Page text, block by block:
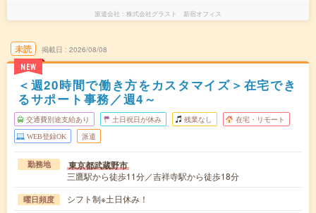
派遣会社 株式会社グラスト 新宿オフィス
未読
NEW
掲載日 2026/08/08
＜週20時間で働き方をカスタマイズ＞在宅でき
るサポート事務／週4～
交通費別途支給あり 土日祝日が休み 残業なし 在宅・リモート
WEB登録OK 派遣
勤務地 東京都武蔵野市
三鷹駅から徒歩11分／吉祥寺駅から徒歩18分
曜日頻度 シフト制※土日休み！